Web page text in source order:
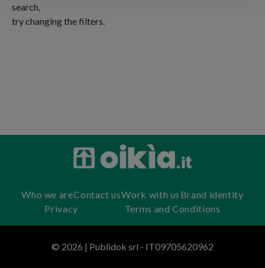
search,
try changing the filters.
Who we areContact usWork with us Brand identity
Privacy
Terms and Conditions
© 2026 | Publidok srl - IT09705620962